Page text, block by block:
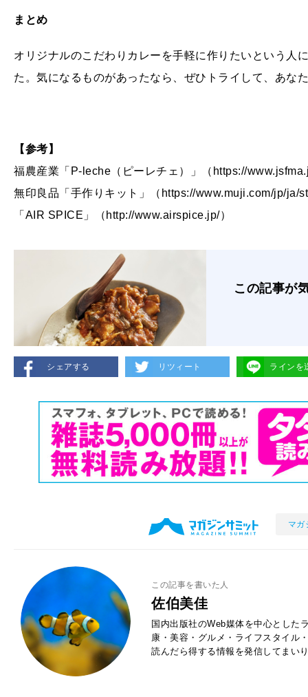
まとめ
オリジナルのこだわりカレーを手軽に作りたいという人
た。気になるものがあったなら、ぜひトライして、あな
【参考】
福農産業「P-leche（ピーレチェ）」（https://
無印良品「手作りキット」（https://www.muji.com/jp/ja/
「AIR SPICE」（http://www.airspice.jp/）
この記事が
シェアする リツィート ラインを
マガ
この記事を書いた人
佐伯美佳
国内出版社のWeb媒体を中心とした
康・美容・グルメ・ライフスタイル
読んだら得する情報を発信してまい